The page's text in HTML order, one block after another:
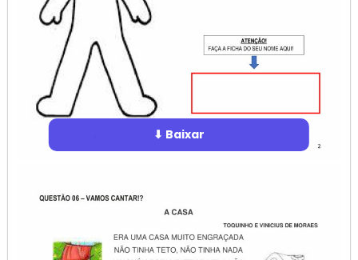
⬇ Baixar